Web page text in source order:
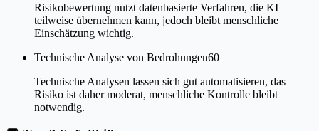
Risikobewertung nutzt datenbasierte Verfahren, die KI
teilweise übernehmen kann, jedoch bleibt menschliche
Einschätzung wichtig.
Technische Analyse von Bedrohungen60
Technische Analysen lassen sich gut automatisieren, das
Risiko ist daher moderat, menschliche Kontrolle bleibt
notwendig.